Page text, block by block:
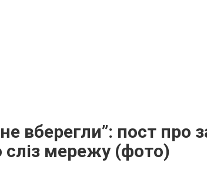
вберегли”: пост про
сліз мережу (фото)